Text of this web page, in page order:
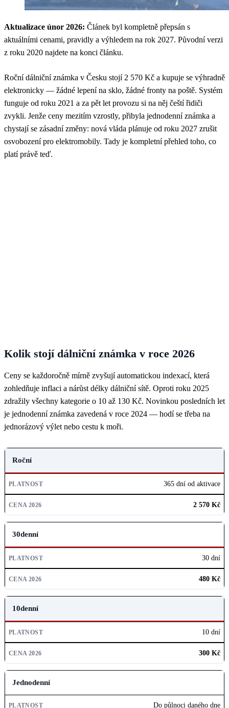
Aktualizace únor 2026: Článek byl kompletně přepsán s
aktuálními cenami, pravidly a výhledem na rok 2027. Původní verzi
z roku 2020 najdete na konci článku.
Roční dálniční známka v Česku stojí 2 570 Kč a kupuje se výhradně
elektronicky — žádné lepení na sklo, žádné fronty na poště. Systém
funguje od roku 2021 a za pět let provozu si na něj čeští řidiči
zvykli. Jenže ceny mezitím vzrostly, přibyla jednodenní známka a
chystají se zásadní změny: nová vláda plánuje od roku 2027 zrušit
osvobození pro elektromobily. Tady je kompletní přehled toho, co
platí právě teď.
Kolik stojí dálniční známka v roce 2026
Ceny se každoročně mírně zvyšují automatickou indexací, která
zohledňuje inflaci a nárůst délky dálniční sítě. Oproti roku 2025
zdražily všechny kategorie o 10 až 130 Kč. Novinkou posledních let
je jednodenní známka zavedená v roce 2024 — hodí se třeba na
jednorázový výlet nebo cestu k moři.
TYP ZNÁMKY
PLATNOST
CENA 2026
Roční
365 dní od aktivace
2 570 Kč
30denní
30 dní
480 Kč
10denní
10 dní
300 Kč
Jednodenní
Do půlnoci daného dne